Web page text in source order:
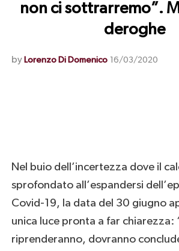
non ci sottrarremo”.
deroghe
by Lorenzo Di Domenico 16/03/2020
Nel buio dell’incertezza dove il
sprofondato all’espandersi
Covid-19, la data del 30 giugno
unica luce pronta a far chiarezza:
riprenderanno, dovranno